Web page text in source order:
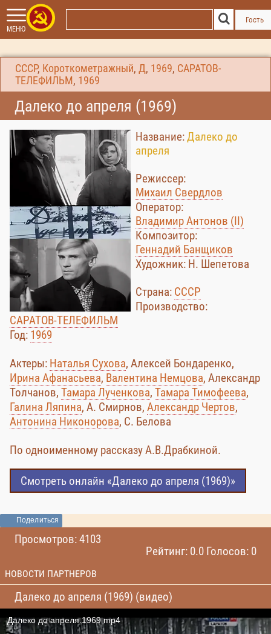
МЕНЮ
Гость
СССР, Короткометражный, Д, 1969, САРАТОВ-
ТЕЛЕФИЛЬМ , 1969
Далеко до апреля (1969)
Название:Далеко до
апреля
Режиссер:
Михаил Свердлов
Оператор:
Владимир Антонов (II)
Композитор:
Геннадий Банщиков
Художник: Н. Шепетова
Страна: СССР
Производство:
САРАТОВ-ТЕЛЕФИЛЬМ
Год: 1969
Актеры: Наталья Сухова, Алексей Бондаренко,
Ирина Афанасьева, Валентина Немцова, Александр
Толчанов, Тамара Лученкова, Тамара Тимофеева,
Галина Ляпина, А. Смирнов, Александр Чертов,
Антонина Никонорова, С. Белова
По одноименному рассказу А.В.Драбкиной.
Смотреть онлайн «Далеко до апреля (1969)»
Поделиться
Просмотров: 4103
Рейтинг: 0.0 Голосов: 0
НОВОСТИ ПАРТНЕРОВ
Далеко до апреля (1969) (видео)